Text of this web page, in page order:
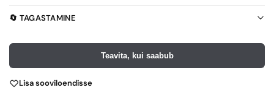
🔄 TAGASTAMINE
Teavita, kui saabub
Lisa sooviloendisse